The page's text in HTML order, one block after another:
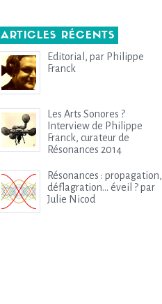
ARTICLES RÉCENTS
Editorial, par Philippe
Franck
Les Arts Sonores ?
Interview de Philippe
Franck, curateur de
Résonances 2014
Résonances : propagation,
déflagration… éveil ? par
Julie Nicod